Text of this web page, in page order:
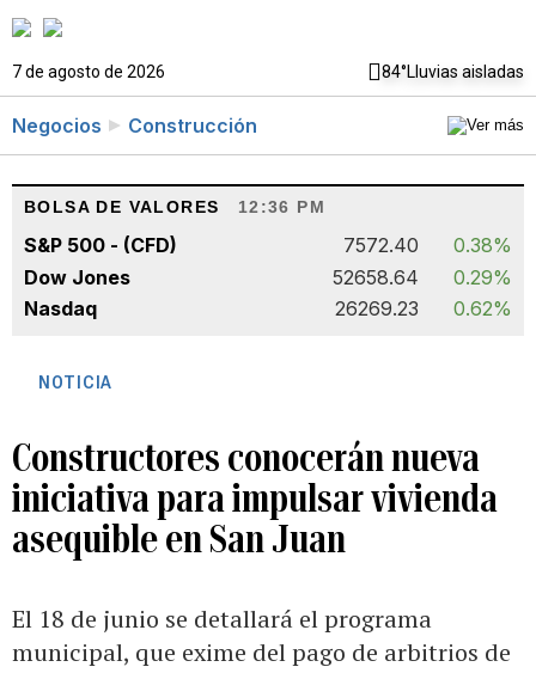
7 de agosto de 2026 84°Lluvias aisladas
Negocios Construcción
BOLSA DE VALORES 12:36 PM
S&P 500 - (CFD) 7572.40
0.38%
Dow Jones
52658.64
0.29%
Nasdaq
26269.23 0.62%
NOTICIA
Constructores conocerán nueva
iniciativa para impulsar vivienda
asequible en San Juan
El 18 de junio se detallará el programa
municipal, que exime del pago de arbitrios de